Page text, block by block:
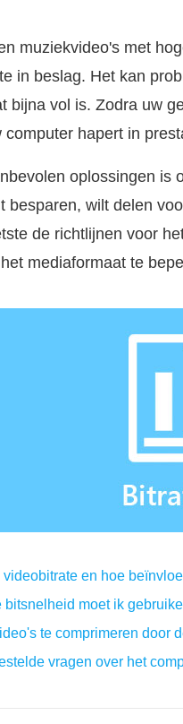
muziekvideo's met
in beslag. Het kan
bijna vol is. Zodra uw
computer hapert in
oplossingen is
besparen, wilt delen
de richtlijnen voor
mediaformaat te
videobitrate en hoe
bitsnelheid moet ik
te comprimeren door
vragen over het